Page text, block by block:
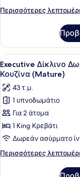
(Double),
Μη
(Yau
Ma
Tei)
Περισσότερες
Περισσότερες
Δίκλινο
Δωμάτιο
(Double),
Μη
Καπνιστών
(Yau
Ma
Tei)
Προβολή
όλων
των
φωτογραφιών
για
Executive
Δίκλινο
Δωμάτιο
(Double),
Μη
5
Executive Δίκλινο
Κουζίνα (Mature)
43 τ.μ.
1 υπνοδωμάτιο
Για 2 άτομα
1 King Κρεβάτι
Δωρεάν ασύρματο
Περισσότερες
Περισσότερες